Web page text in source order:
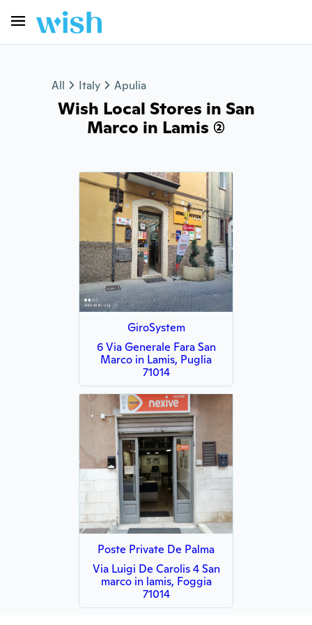
All Italy Apulia
Wish Local Stores in San
Marco in Lamis (2)
GiroSystem
6 Via Generale Fara San
Marco in Lamis, Puglia
71014
Poste Private De Palma
Via Luigi De Carolis 4 San
marco in lamis, Foggia
71014